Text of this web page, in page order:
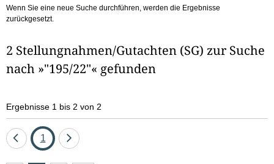
m
Wenn Sie eine neue Suche durchführen, werden die Ergebnisse
zurückgesetzt.
2 Stellungnahmen/Gutachten (SG) zur Suche
nach »"195/22"« gefunden
Ergebnisse 1 bis 2 von 2
EineSeite
1
Eine